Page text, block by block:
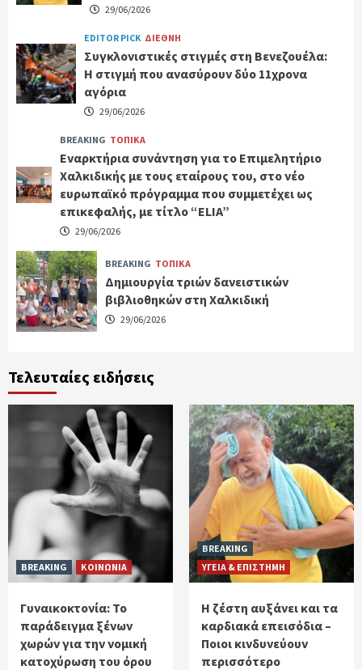
29/06/2026
EDITOR PICK ΔΙΕΘΝΗ
Συγκλονιστικές στιγμές στη Βενεζουέλα:
Η στιγμή που ανασύρουν δύο 11χρονα
αγόρια
29/06/2026
BREAKING ΤΟΠΙΚΑ
Εναρκτήρια συνάντηση για το Επιμελητήριο
Χαλκιδικής με τους εταίρους του, στο νέο
ευρωπαϊκό πρόγραμμα που συμμετέχει ως
επικεφαλής, με τίτλο “ELIA”
29/06/2026
BREAKING ΤΟΠΙΚΑ
Δημιουργία τριών δανειστικών
βιβλιοθηκών στη Χαλκιδική
29/06/2026
Τελευταίες ειδήσεις
BREAKING ΚΟΙΝΩΝΙΑ
Γυναικοκτονία: Το
παράδειγμα ξένων
χωρών για την νομική
κατοχύρωση του όρου
BREAKING
ΥΓΕΙΑ & ΕΠΙΣΤΗΜΗ
Η ζέστη αυξάνει και τα
καρδιακά επεισόδια –
Ποιοι κινδυνεύουν
περισσότερο